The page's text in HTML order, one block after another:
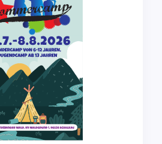
Al-
Awda-
Krankenhaus
wird
leben!“
am
Samstag
gestartet